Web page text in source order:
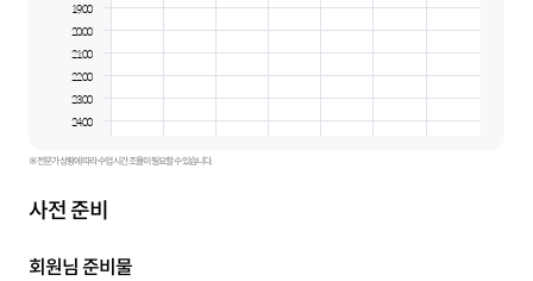
19:00
20:00
21:00
22:00
23:00
24:00
※ 전문가 상황에 따라 수업 시간 조율이 필요할 수 있습니다.
사전 준비
회원님 준비물